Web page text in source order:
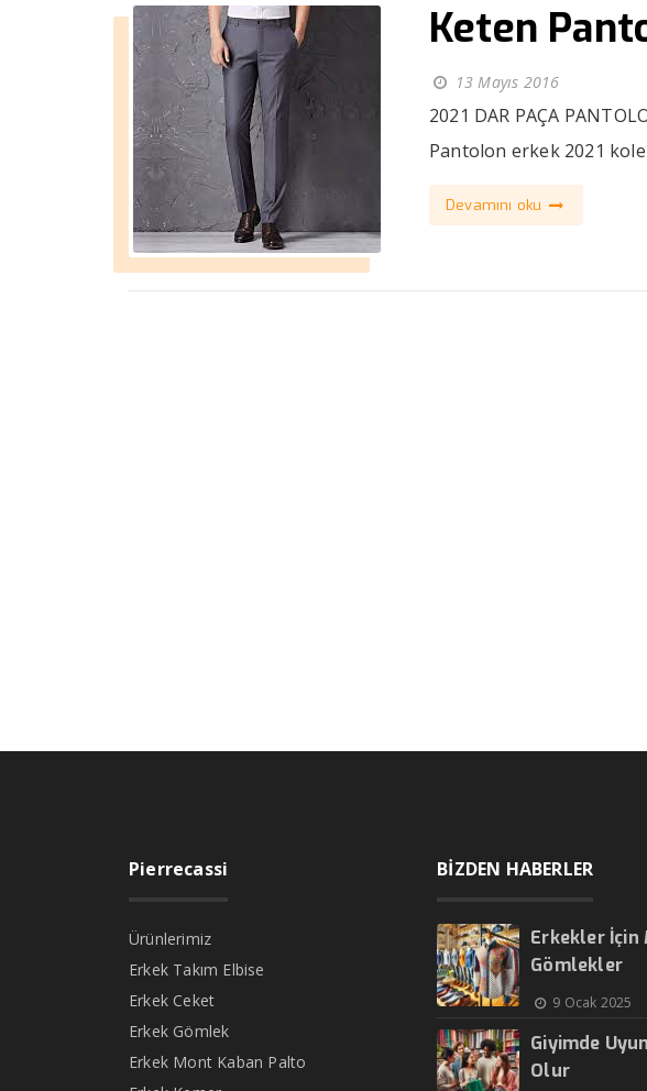
Keten
13 Mayıs 2016
2021 DAR PAÇA
Pantolon erkek 2021
Devamını oku
Pierrecassi
Ürünlerimiz
Erkek Takım Elbise
Erkek Ceket
Erkek Gömlek
Erkek Mont Kaban Palto
BİZDEN HABERLER
Erkekler İçin
Gömlekler
9 Ocak 2025
Giyimde
Olur